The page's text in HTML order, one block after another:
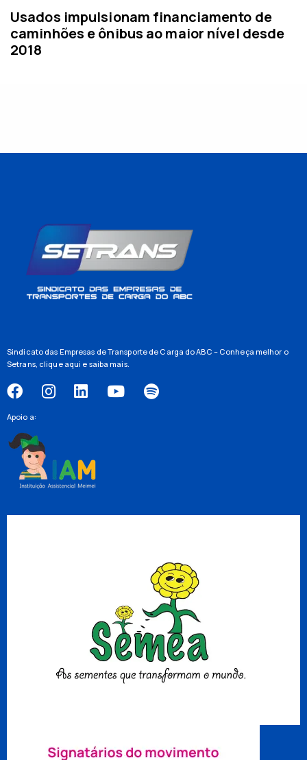
Usados impulsionam financiamento de
caminhões e ônibus ao maior nível desde
2018
Sindicato das Empresas de Transporte de Carga do ABC – Conheça melhor o
Setrans, clique aqui e saiba mais.
Apoio a: